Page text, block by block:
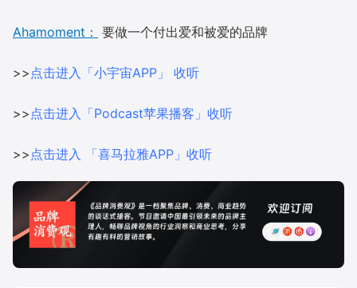
Ahamoment： 要做一个付出爱和被爱的品牌
>> 点击进入「小宇宙APP」 收听
>> 点击进入「Podcast苹果播客」收听
>> 点击进入 「喜马拉雅APP」收听